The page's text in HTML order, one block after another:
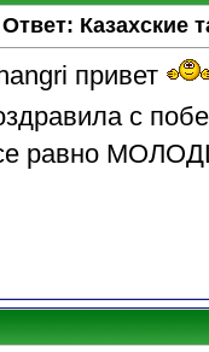
Ответ: Казахские
привет
с
равно